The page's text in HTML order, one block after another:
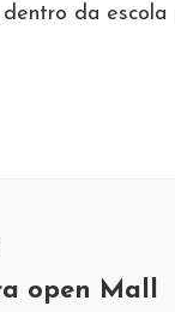
da escola
open Mall